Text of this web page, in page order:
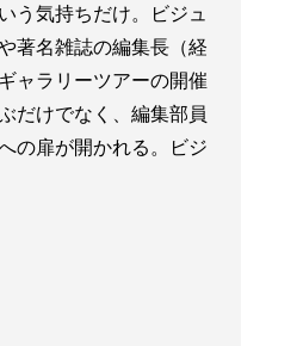
う気持ちだけ。ビジュ
著名雑誌の編集長（経
ャラリーツアーの開催
だけでなく、編集部員
の扉が開かれる。ビジ